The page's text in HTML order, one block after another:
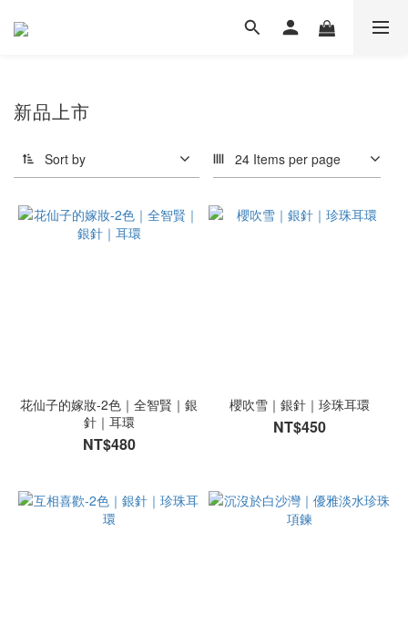
新品上市
Sort by 24 Items per page
花仙子的嫁妝-2色｜全智賢｜銀
針｜耳環
NT$480
櫻吹雪｜銀針｜珍珠耳環
NT$450